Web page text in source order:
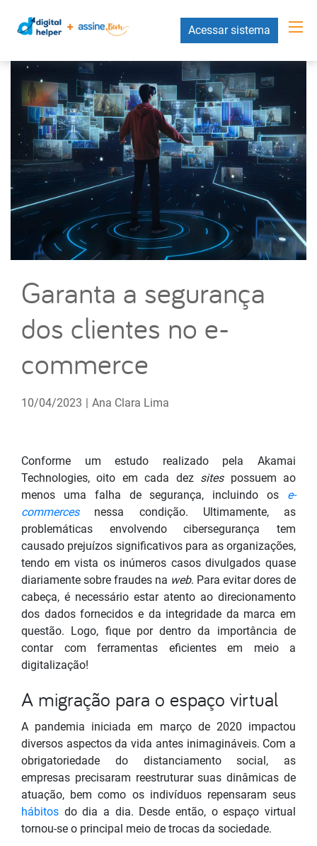
Acessar sistema
Garanta a segurança
dos clientes no e-
commerce
10/04/2023 | Ana Clara Lima
Conforme um estudo realizado pela Akamai
Technologies, oito em cada dez sites possuem ao
menos uma falha de segurança, incluindo os e-
commercesnessa condição. Ultimamente, as
problemáticas envolvendo cibersegurança tem
causado prejuízos significativos para as organizações,
tendo em vista os inúmeros casos divulgados quase
diariamente sobre fraudes na web. Para evitar dores de
cabeça, é necessário estar atento ao direcionamento
dos dados fornecidos e da integridade da marca em
questão. Logo, fique por dentro da importância de
contar com ferramentas eficientes em meio a
digitalização!
A migração para o espaço virtual
A pandemia iniciada em março de 2020 impactou
diversos aspectos da vida antes inimagináveis. Com a
obrigatoriedade do distanciamento social, as
empresas precisaram reestruturar suas dinâmicas de
atuação, bem como os indivíduos repensaram seus
hábitos do dia a dia. Desde então, o espaço virtual
tornou-se o principal meio de trocas da sociedade.